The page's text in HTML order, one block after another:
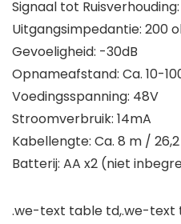
Signaal tot
Uitgangsimpedantie: 200
Gevoeligheid: -30dB
Opnameafstand: Ca. 10-
Voedingsspanning: 48V
Stroomverbruik: 14mA
Kabellengte: Ca. 8 m /
Batterij: AA x2 (niet
.we-text table td,.we-text